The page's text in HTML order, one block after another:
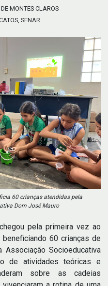
MONTES CLAROS
SENAR
60 crianças atendidas pela
Dom José Mauro
pela primeira vez ao
60 crianças de
Socioeducativa
de atividades teóricas e
sobre as cadeias